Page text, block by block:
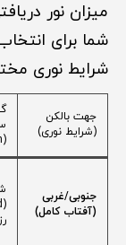
میزان نور
شما برای
شرایط نوری
جهت بالکن
(شرایط نوری)
(Foundation)
جنوبی/غربی
(آفتاب کامل)